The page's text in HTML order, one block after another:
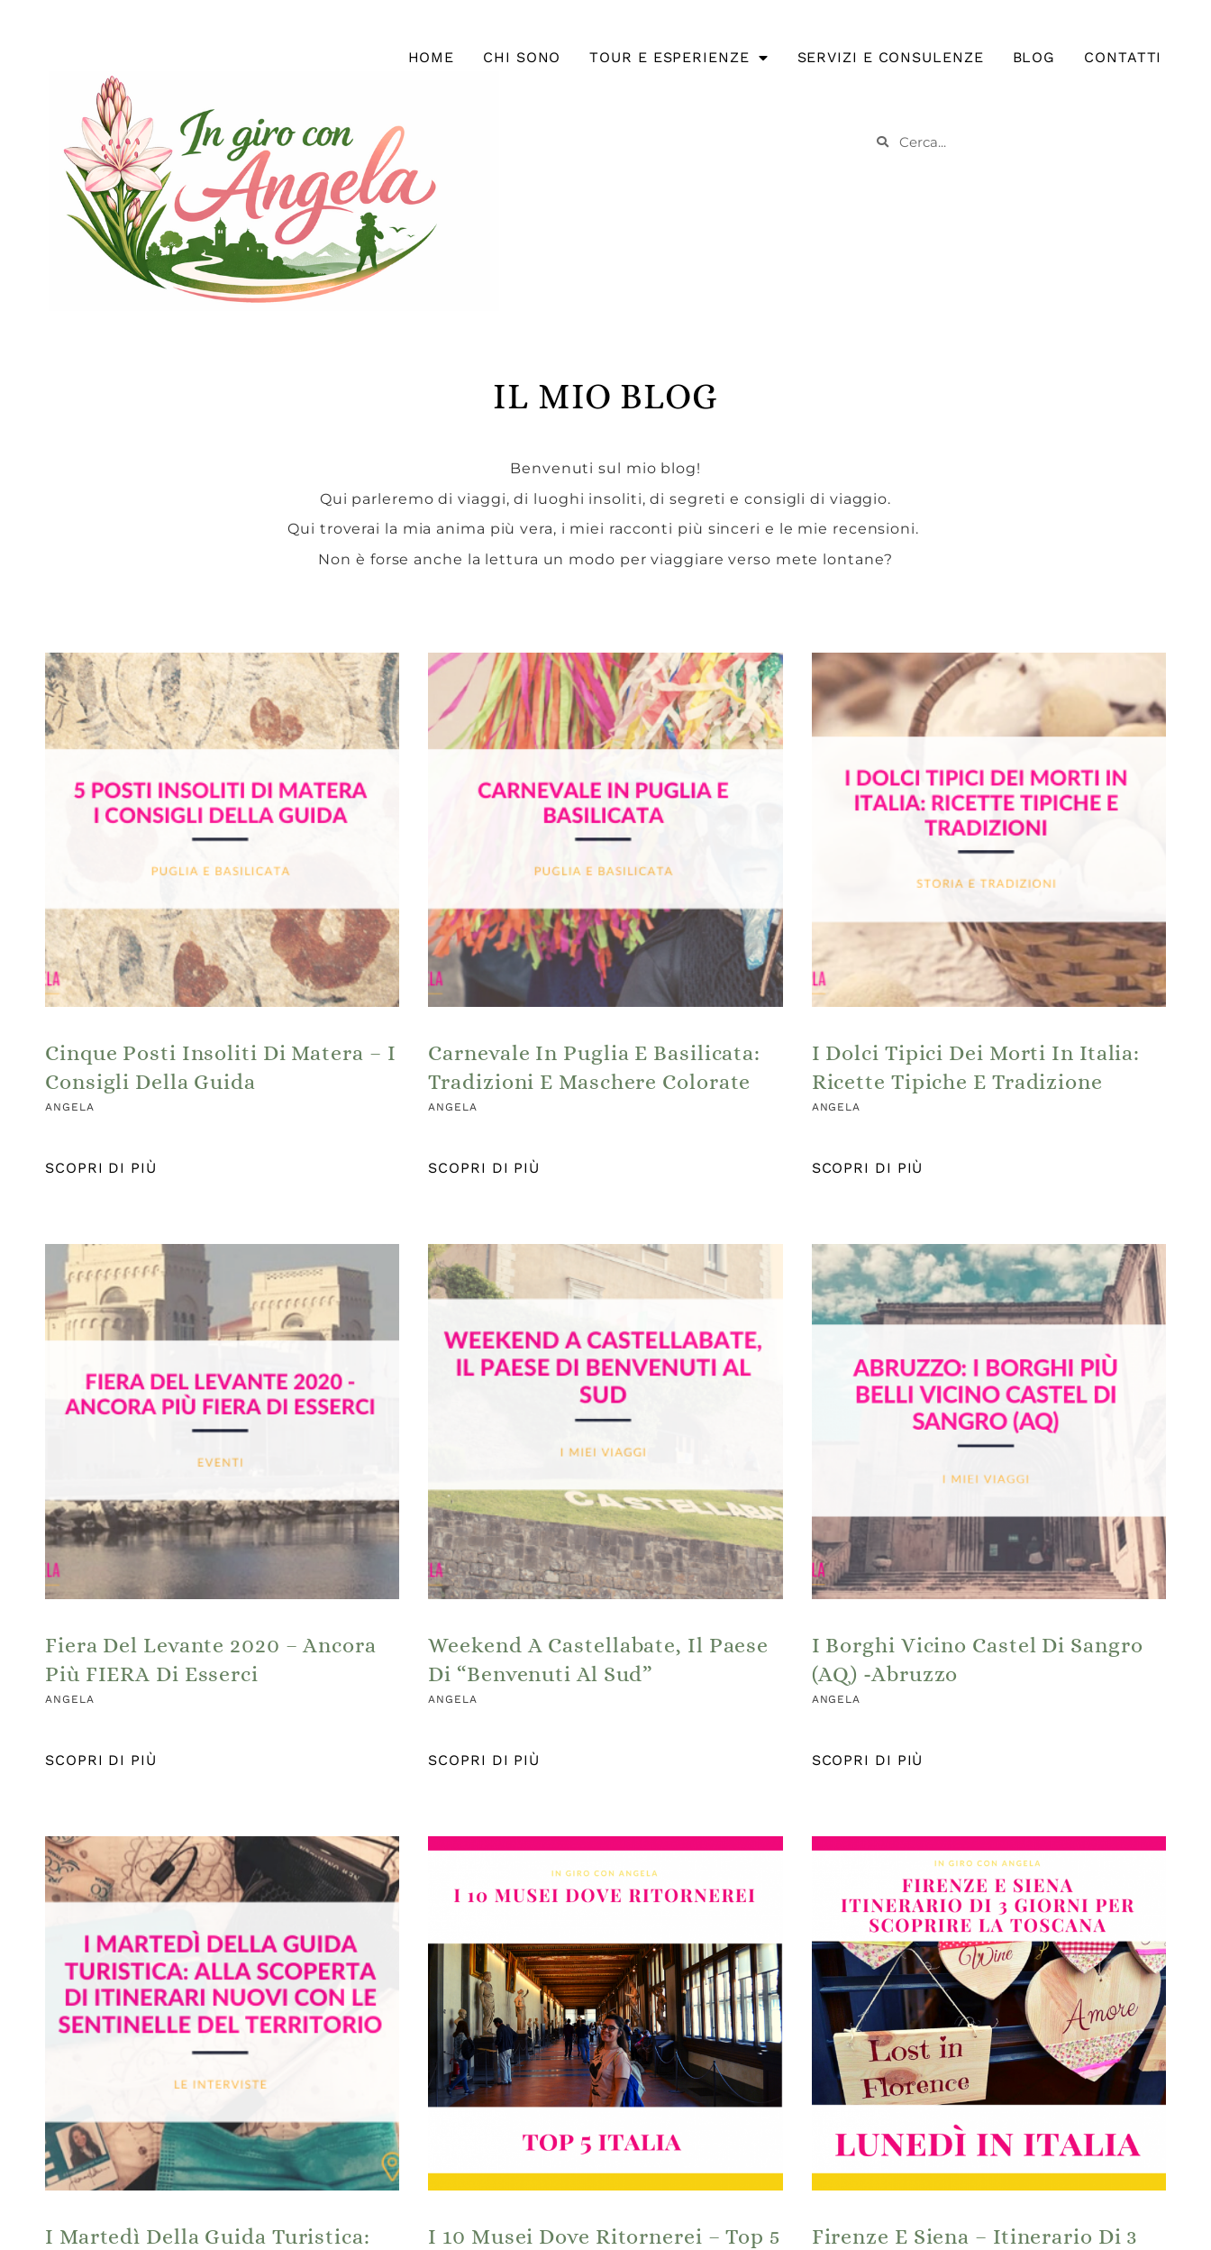
HOME CHI SONO TOUR E ESPERIENZE SERVIZI E CONSULENZE BLOG CONTATTI
IL MIO BLOG
Benvenuti sul mio blog!
Qui parleremo di viaggi, di luoghi insoliti, di segreti e consigli di viaggio.
Qui troverai la mia anima più vera, i miei racconti più sinceri e le mie recensioni.
Non è forse anche la lettura un modo per viaggiare verso mete lontane?
Cinque Posti Insoliti Di Matera – I
Consigli Della Guida
ANGELA
SCOPRI DI PIÙ
Carnevale In Puglia E Basilicata:
Tradizioni E Maschere Colorate
ANGELA
SCOPRI DI PIÙ
I Dolci Tipici Dei Morti In Italia:
Ricette Tipiche E Tradizione
ANGELA
SCOPRI DI PIÙ
Fiera Del Levante 2020 – Ancora
Più FIERA Di Esserci
ANGELA
SCOPRI DI PIÙ
Weekend A Castellabate, Il Paese
Di “Benvenuti Al Sud”
ANGELA
SCOPRI DI PIÙ
I Borghi Vicino Castel Di Sangro
(AQ) -Abruzzo
ANGELA
SCOPRI DI PIÙ
I Martedì Della Guida Turistica:
I 10 Musei Dove Ritornerei – Top 5
Firenze E Siena – Itinerario Di 3